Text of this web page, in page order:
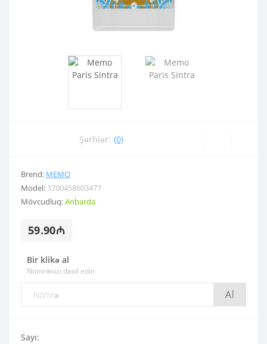
Şərhlər: (0)
Brend: MEMO
Model: 3700458603477
Mövcudluq:Anbarda
59.90₼
Bir klikə al
Nömrənizi daxil edin
Al
Sayı: